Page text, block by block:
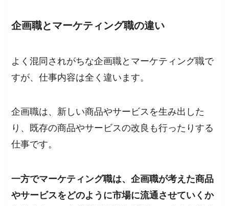
企画職とマーケティング職の違い
よく混同されがちな企画職とマーケティング職で
すが、仕事内容は全く違います。
企画職は、新しい商品やサービスを生み出した
り、既存の商品やサービスの改良も行ったりする
仕事です。
一方でマーケティング職は、企画職が考えた商品
やサービスをどのように市場に流通させていくか